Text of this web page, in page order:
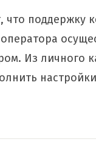
что
Из личного